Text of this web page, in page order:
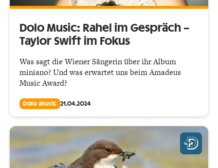
Dolo Music: Rahel im Gespräch –
Taylor Swift im Fokus
Was sagt die Wiener Sängerin über ihr Album
miniano? Und was erwartet uns beim Amadeus
Music Award?
Dolo Music 21.04.2024